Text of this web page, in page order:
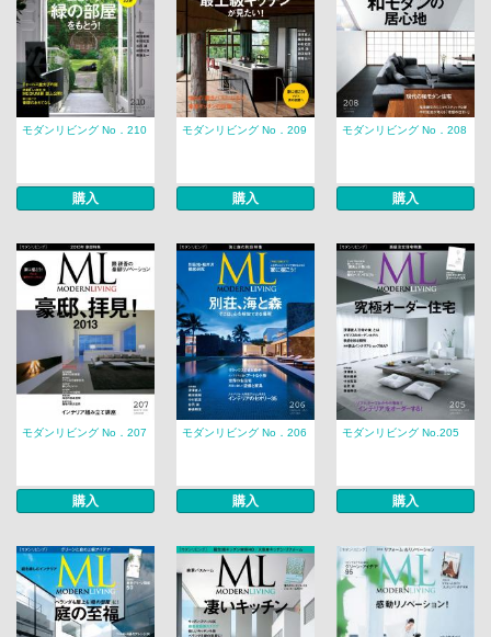
モダンリビング No．210
購入
モダンリビング No．209
購入
モダンリビング No．208
購入
モダンリビング No．207
購入
モダンリビング No．206
購入
モダンリビング No.205
購入